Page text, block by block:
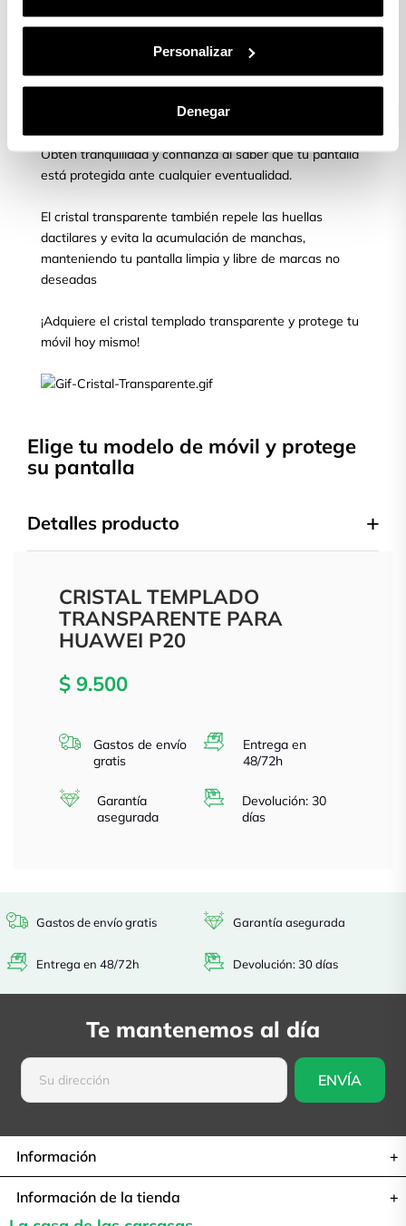
Personalizar
Denegar
¿Quieres proteger tu móvil?
Asegura la protección de tu pantalla con el cristal
templado transparente para móvil, líder en el mercado.
Obtén tranquilidad y confianza al saber que tu pantalla
está protegida ante cualquier eventualidad.
El cristal transparente también repele las huellas
dactilares y evita la acumulación de manchas,
manteniendo tu pantalla limpia y libre de marcas no
deseadas
¡Adquiere el cristal templado transparente y protege tu
móvil hoy mismo!
Elige tu modelo de móvil y protege
su pantalla
Detalles producto
CRISTAL TEMPLADO
TRANSPARENTE PARA
HUAWEI P20
$ 9.500
Gastos de envío
gratis
Entrega en
48/72h
Garantía
asegurada
Devolución: 30
días
Gastos de envío gratis
Entrega en 48/72h
Garantía asegurada
Devolución: 30 días
Te mantenemos al día
Información
Información de la tienda